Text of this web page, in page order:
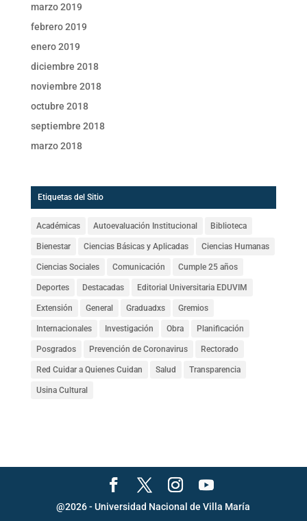
marzo 2019
febrero 2019
enero 2019
diciembre 2018
noviembre 2018
octubre 2018
septiembre 2018
marzo 2018
Etiquetas del Sitio
Académicas Autoevaluación Institucional Biblioteca
Bienestar Ciencias Básicas y Aplicadas Ciencias Humanas
Ciencias Sociales Comunicación Cumple 25 años
Deportes Destacadas Editorial Universitaria EDUVIM
Extensión General Graduadxs Gremios
Internacionales Investigación Obra Planificación
Posgrados Prevención de Coronavirus Rectorado
Red Cuidar a Quienes Cuidan Salud Transparencia
Usina Cultural
@2026 - Universidad Nacional de Villa María